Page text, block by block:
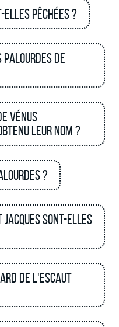
elles pêchées ?
palourdes de
Vénus
leur nom ?
?
Jacques sont-elles
de l'Escaut